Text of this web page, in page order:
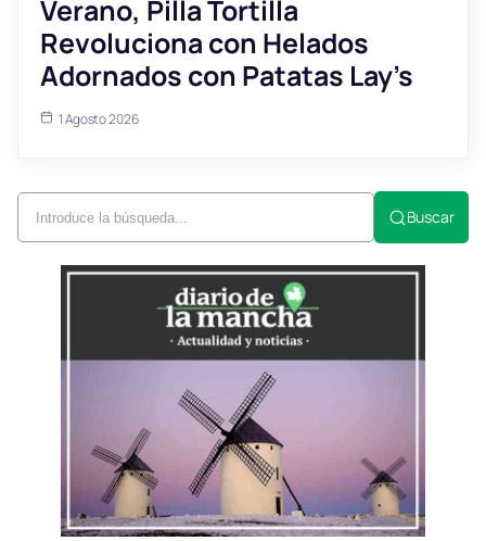
Verano, Pilla Tortilla
Revoluciona con Helados
Adornados con Patatas Lay’s
1 Agosto 2026
Buscar